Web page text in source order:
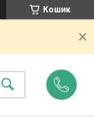
Кошик